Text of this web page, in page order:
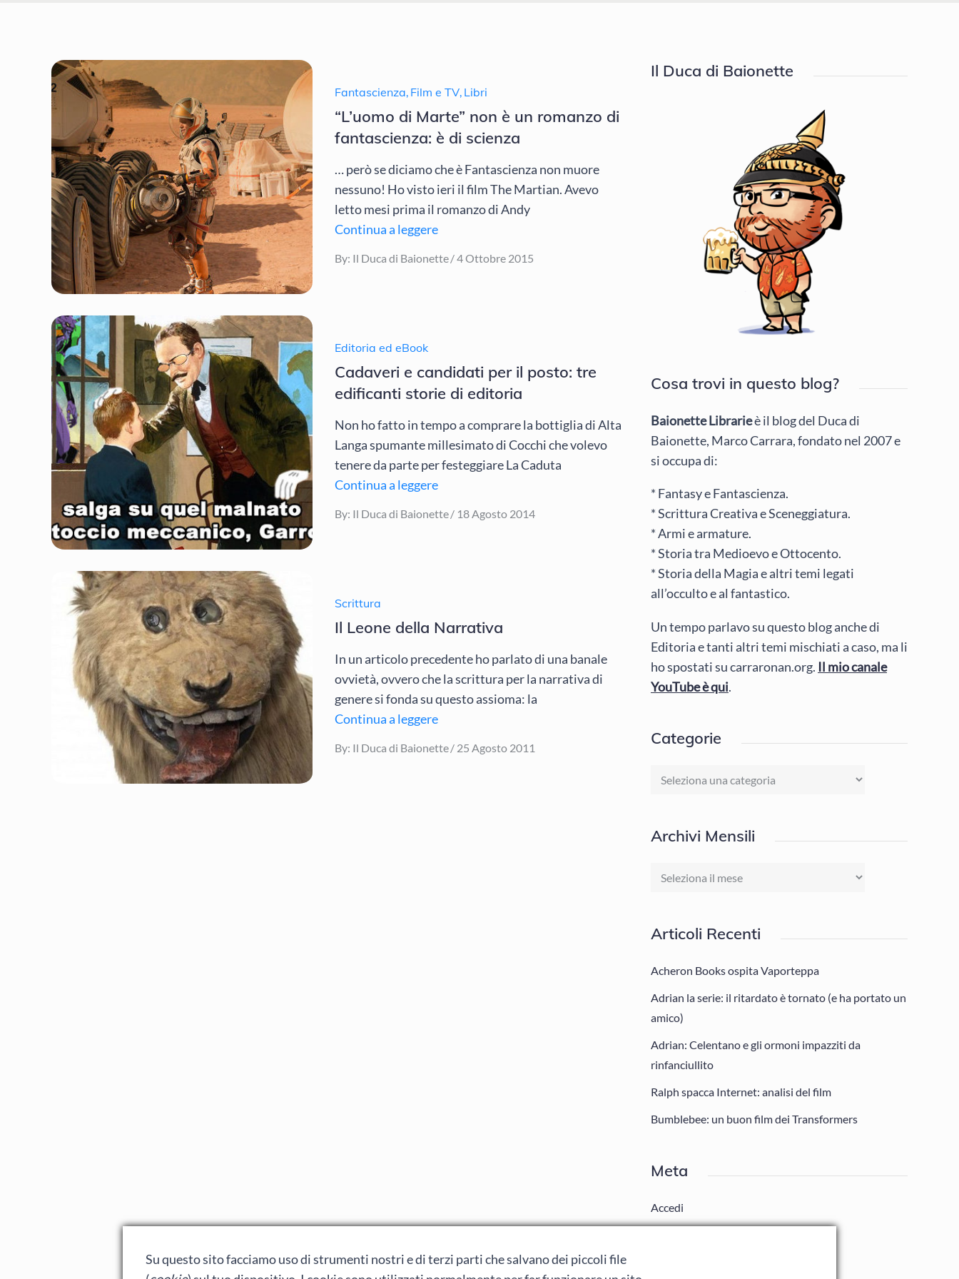
Fantascienza, Film e TV, Libri
“L’uomo di Marte” non è un romanzo di
fantascienza: è di scienza
… però se diciamo che è Fantascienza non muore
nessuno! Ho visto ieri il film The Martian. Avevo
letto mesi prima il romanzo di Andy
Continua a leggere
By: Il Duca di Baionette Posted
4 Ottobre 2015
Editoria ed eBook
Cadaveri e candidati per il posto: tre
edificanti storie di editoria
Non ho fatto in tempo a comprare la bottiglia di Alta
Langa spumante millesimato di Cocchi che volevo
tenere da parte per festeggiare La Caduta
Continua a leggere
By: Il Duca di Baionette
Posted
18 Agosto 2014
Scrittura
Il Leone della Narrativa
In un articolo precedente ho parlato di una banale
ovvietà, ovvero che la scrittura per la narrativa di
genere si fonda su questo assioma: la
Continua a leggere
By: Il Duca di Baionette
Posted
25 Agosto 2011
Il Duca di Baionette
Cosa trovi in questo blog?
Baionette Librarieè il blog del Duca di
Baionette, Marco Carrara, fondato nel 2007 e
si occupa di:
* Fantasy e Fantascienza.
* Scrittura Creativa e Sceneggiatura.
* Armi e armature.
* Storia tra Medioevo e Ottocento.
* Storia della Magia e altri temi legati
all’occulto e al fantastico.
Un tempo parlavo su questo blog anche di
Editoria e tanti altri temi mischiati a caso, ma li
ho spostati su carraronan.org. Il mio canale
YouTube è qui.
Categorie
Categorie
Archivi Mensili
Archivi
Articoli Recenti
Acheron Books ospita Vaporteppa
Adrian la serie: il ritardato è tornato (e ha portato un
amico)
Adrian: Celentano e gli ormoni impazziti da
rinfanciullito
Ralph spacca Internet: analisi del film
Bumblebee: un buon film dei Transformers
Meta
Accedi
Su questo sito facciamo uso di strumenti nostri e di terzi parti che salvano dei piccoli file